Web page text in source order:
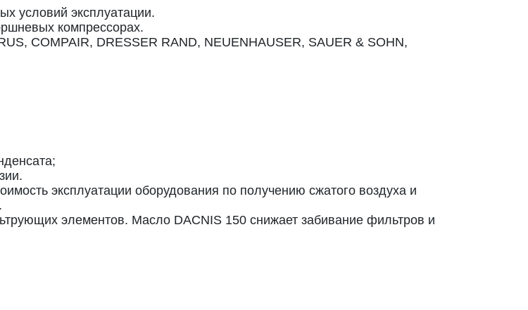
условий эксплуатации.
компрессорах.
COMPAIR, DRESSER RAND, NEUENHAUSER, SAUER & SOHN,
эксплуатации оборудования по получению сжатого воздуха и
элементов. Масло DACNIS 150 снижает забивание фильтров и